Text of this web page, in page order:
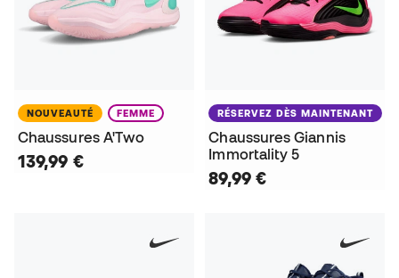
NOUVEAUTÉ FEMME
Chaussures A'Two
139,99 €
RÉSERVEZ DÈS MAINTENANT
Chaussures Giannis
Immortality 5
89,99 €